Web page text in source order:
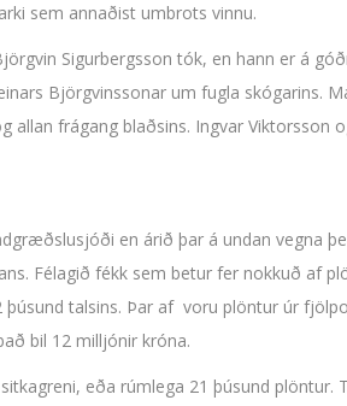
sem annaðist umbrots vinnu.
Sigurbergsson tók, en hann er á
Björgvinssonar um fugla skógarins.
allan frágang blaðsins. Ingvar
en árið þar á undan vegna
Félagið fékk sem betur fer nokkuð af
talsins. Þar af voru plöntur úr
bil 12 milljónir króna.
eða rúmlega 21 þúsund